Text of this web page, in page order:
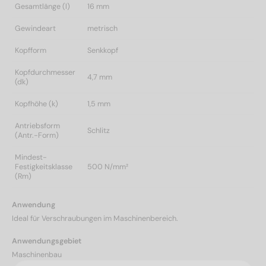
Gesamtlänge (l) 16 mm
Gewindeart metrisch
Kopfform Senkkopf
Kopfdurchmesser
(dk)
4,7 mm
Kopfhöhe (k) 1,5 mm
Antriebsform
(Antr.-Form)
Schlitz
Mindest-
Festigkeitsklasse
(Rm)
500 N/mm²
Anwendung
Ideal für Verschraubungen im Maschinenbereich.
Anwendungsgebiet
Maschinenbau